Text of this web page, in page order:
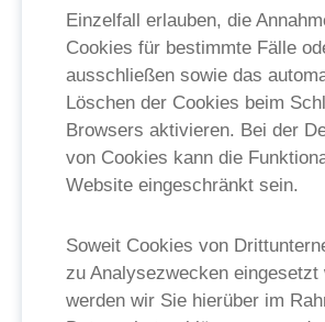
Einzelfall erlauben, die
Cookies für bestimmte Fälle
ausschließen sowie das
Löschen der Cookies beim
Browsers aktivieren. Bei der
von Cookies kann die
Website eingeschränkt sein.
Soweit Cookies von
zu Analysezwecken eingesetzt
werden wir Sie hierüber im